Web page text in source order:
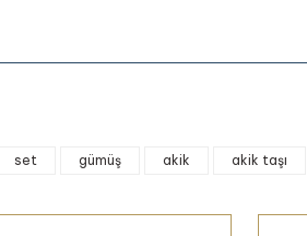
set gümüş akik akik taşı